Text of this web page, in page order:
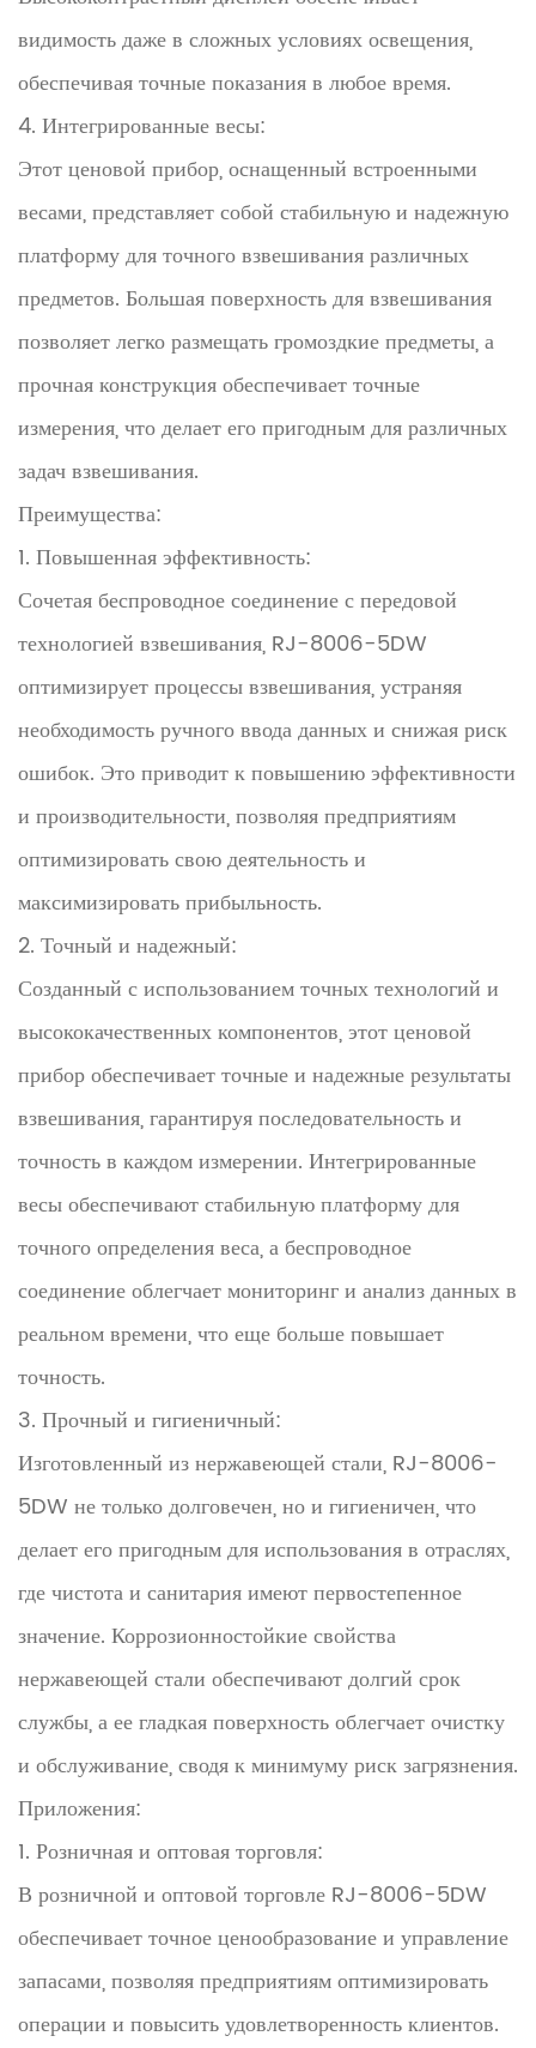
видимость даже в сложных условиях освещения,
обеспечивая точные показания в любое время.
4. Интегрированные весы:
Этот ценовой прибор, оснащенный встроенными
весами, представляет собой стабильную и надежную
платформу для точного взвешивания различных
предметов. Большая поверхность для взвешивания
позволяет легко размещать громоздкие предметы, а
прочная конструкция обеспечивает точные
измерения, что делает его пригодным для различных
задач взвешивания.
Преимущества:
1. Повышенная эффективность:
Сочетая беспроводное соединение с передовой
технологией взвешивания, RJ-8006-5DW
оптимизирует процессы взвешивания, устраняя
необходимость ручного ввода данных и снижая риск
ошибок. Это приводит к повышению эффективности
и производительности, позволяя предприятиям
оптимизировать свою деятельность и
максимизировать прибыльность.
2. Точный и надежный:
Созданный с использованием точных технологий и
высококачественных компонентов, этот ценовой
прибор обеспечивает точные и надежные результаты
взвешивания, гарантируя последовательность и
точность в каждом измерении. Интегрированные
весы обеспечивают стабильную платформу для
точного определения веса, а беспроводное
соединение облегчает мониторинг и анализ данных в
реальном времени, что еще больше повышает
точность.
3. Прочный и гигиеничный:
Изготовленный из нержавеющей стали, RJ-8006-
5DW не только долговечен, но и гигиеничен, что
делает его пригодным для использования в отраслях,
где чистота и санитария имеют первостепенное
значение. Коррозионностойкие свойства
нержавеющей стали обеспечивают долгий срок
службы, а ее гладкая поверхность облегчает очистку
и обслуживание, сводя к минимуму риск загрязнения.
Приложения:
1. Розничная и оптовая торговля:
В розничной и оптовой торговле RJ-8006-5DW
обеспечивает точное ценообразование и управление
запасами, позволяя предприятиям оптимизировать
операции и повысить удовлетворенность клиентов.